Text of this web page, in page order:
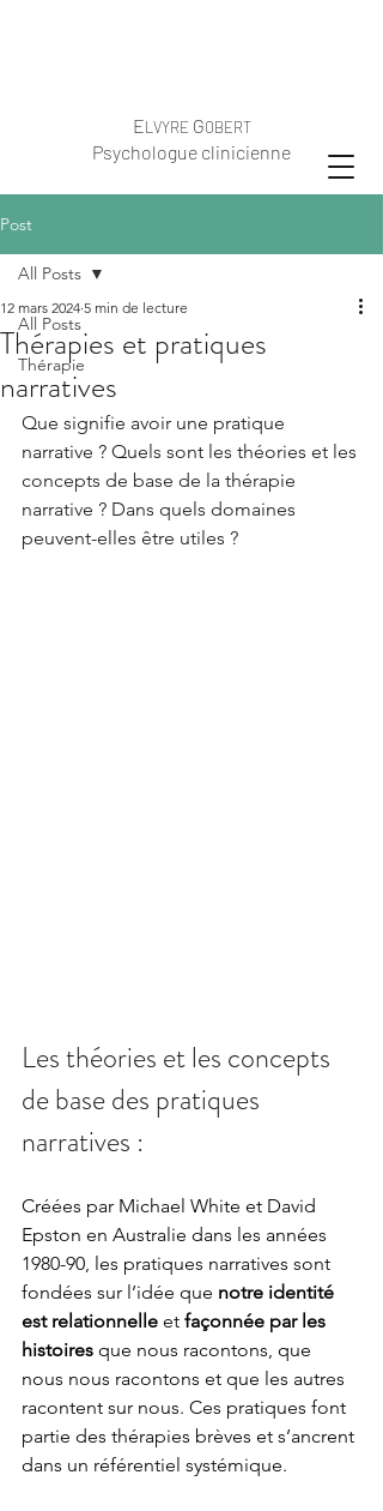
Psychologue clinicienne
ELVYRE GOBERT
Post
All Posts
Thérapie
All Posts
Thérapies et pratiques
narratives
12 mars 2024 5 min de lecture
Que signifie avoir une pratique
narrative ? Quels sont les théories et les
concepts de base de la thérapie
narrative ? Dans quels domaines
peuvent-elles être utiles ?
Les théories et les concepts
de base des pratiques
narratives :
Créées par Michael White et David
Epston en Australie dans les années
1980-90, les pratiques narratives sont
fondées sur l’idée que notre identité
est relationnelle et façonnée par les
histoires que nous racontons, que
nous nous racontons et que les autres
racontent sur nous. Ces pratiques font
partie des thérapies brèves et s’ancrent
dans un référentiel systémique.